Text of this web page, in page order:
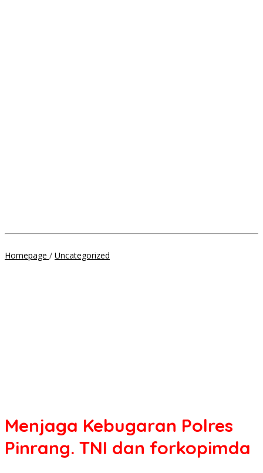
Homepage / Uncategorized
Menjaga Kebugaran Polres
Pinrang. TNI dan forkopimda